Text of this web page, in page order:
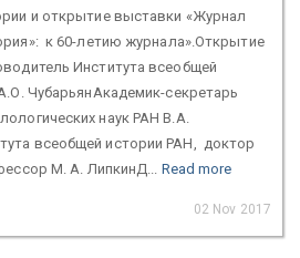
и открытие выставки «Журнал
к 60-летию журнала».Открытие
Института всеобщей
ЧубарьянАкадемик-секретарь
наук РАН В.А.
всеобщей истории РАН, доктор
М. А. ЛипкинД... Read more
02 Nov 2017